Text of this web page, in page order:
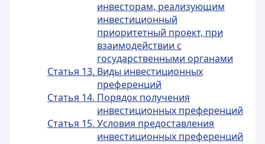
инвесторам, реализующим
инвестиционный
приоритетный проект, при
взаимодействии с
государственными органами
Статья 13. Виды инвестиционных
преференций
Статья 14. Порядок получения
инвестиционных преференций
Статья 15. Условия предоставления
инвестиционных преференций